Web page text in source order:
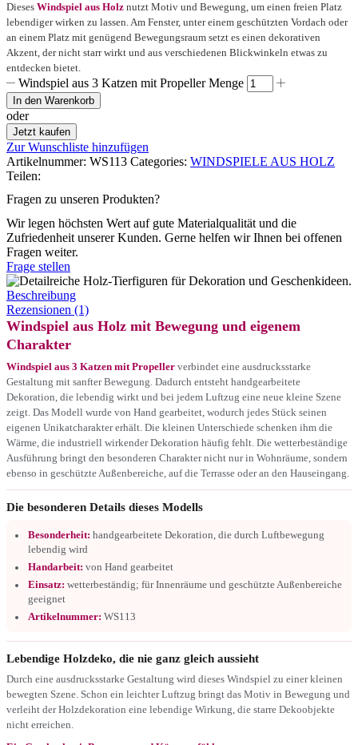
Dieses Windspiel aus Holz nutzt Motiv und Bewegung, um einen freien Platz
lebendiger wirken zu lassen. Am Fenster, unter einem geschützten Vordach oder
an einem Platz mit genügend Bewegungsraum setzt es einen dekorativen
Akzent, der nicht starr wirkt und aus verschiedenen Blickwinkeln etwas zu
entdecken bietet.
Windspiel aus 3 Katzen mit Propeller Menge
In den Warenkorb
oder
Jetzt kaufen
Zur Wunschliste hinzufügen
Artikelnummer: WS113 Categories: WINDSPIELE AUS HOLZ
Teilen:
Fragen zu unseren Produkten?
Wir legen höchsten Wert auf gute Materialqualität und die
Zufriedenheit unserer Kunden. Gerne helfen wir Ihnen bei offenen
Fragen weiter.
Frage stellen
Beschreibung
Rezensionen (1)
Windspiel aus Holz mit Bewegung und eigenem
Charakter
Windspiel aus 3 Katzen mit Propeller verbindet eine ausdrucksstarke
Gestaltung mit sanfter Bewegung. Dadurch entsteht handgearbeitete
Dekoration, die lebendig wirkt und bei jedem Luftzug eine neue kleine Szene
zeigt. Das Modell wurde von Hand gearbeitet, wodurch jedes Stück seinen
eigenen Unikatcharakter erhält. Die kleinen Unterschiede schenken ihm die
Wärme, die industriell wirkender Dekoration häufig fehlt. Die wetterbeständige
Ausführung bringt den besonderen Charakter nicht nur in Wohnräume, sondern
ebenso in geschützte Außenbereiche, auf die Terrasse oder an den Hauseingang.
Die besonderen Details dieses Modells
Besonderheit: handgearbeitete Dekoration, die durch Luftbewegung
lebendig wird
Handarbeit: von Hand gearbeitet
Einsatz: wetterbeständig; für Innenräume und geschützte Außenbereiche
geeignet
Artikelnummer: WS113
Lebendige Holzdeko, die nie ganz gleich aussieht
Durch eine ausdrucksstarke Gestaltung wird dieses Windspiel zu einer kleinen
bewegten Szene. Schon ein leichter Luftzug bringt das Motiv in Bewegung und
verleiht der Holzdekoration eine lebendige Wirkung, die starre Dekoobjekte
nicht erreichen.